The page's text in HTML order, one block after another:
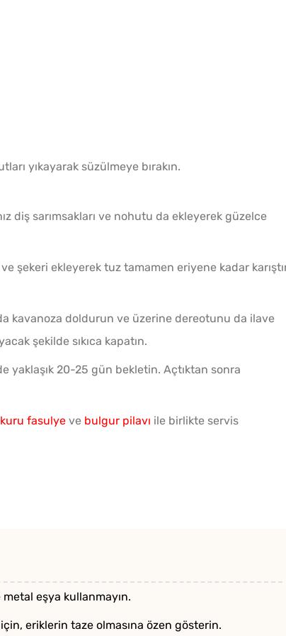
yıkayarak süzülmeye bırakın.
diş sarımsakları ve nohutu da ekleyerek güzelce
şekeri ekleyerek tuz tamamen eriyene kadar
kavanoza doldurun ve üzerine dereotunu da ilave
şekilde sıkıca kapatın.
yaklaşık 20-25 gün bekletin. Açtıktan sonra
kuru fasulye ve bulgur pilavı ile birlikte servis
eşya kullanmayın.
eriklerin taze olmasına özen gösterin.